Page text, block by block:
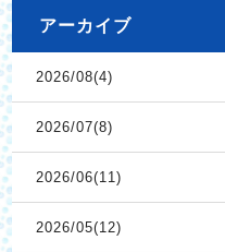
アーカイブ
2026/08(4)
2026/07(8)
2026/06(11)
2026/05(12)